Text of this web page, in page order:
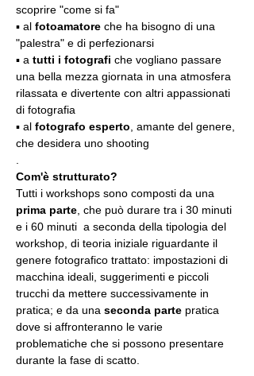
scoprire "come si fa"
▪️ al fotoamatore che ha bisogno di una
"palestra" e di perfezionarsi
▪️ a tutti i fotografi che vogliano passare
una bella mezza giornata in una atmosfera
rilassata e divertente con altri appassionati
di fotografia
▪️ al fotografo esperto , amante del genere,
che desidera uno shooting
Com'è strutturato?
Tutti i workshops sono composti da una
prima parte , che può durare tra i 30 minuti
e i 60 minuti  a seconda della tipologia del
workshop, di teoria iniziale riguardante il
genere fotografico trattato: impostazioni di
macchina ideali, suggerimenti e piccoli
trucchi da mettere successivamente in
pratica; e da una seconda parte pratica
dove si affronteranno le varie
problematiche che si possono presentare
durante la fase di scatto.